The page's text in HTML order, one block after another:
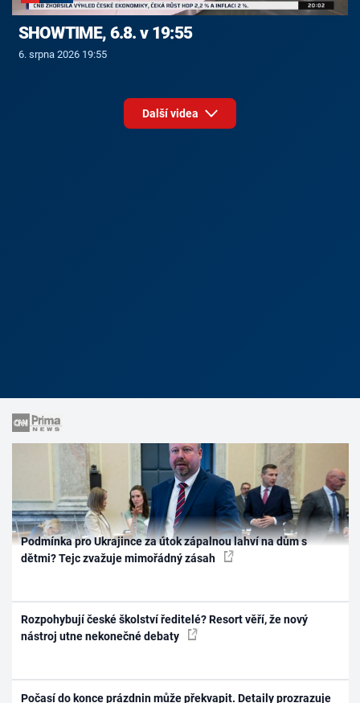
SHOWTIME, 6.8. v 19:55
6. srpna 2026 19:55
Další videa
Podmínka pro Ukrajince za útok zápalnou lahví na dům s
dětmi? Tejc zvažuje mimořádný zásah
Rozpohybují české školství ředitelé? Resort věří, že nový
nástroj utne nekonečné debaty
Počasí do konce prázdnin může překvapit. Detaily prozrazuje